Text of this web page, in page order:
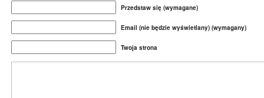
Przedstaw się (wymagane)
Email (nie będzie wyświetlany) (wymagany)
Twoja strona